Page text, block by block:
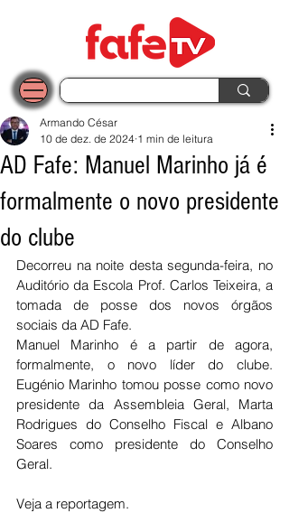
AD Fafe: Manuel Marinho já é
formalmente o novo presidente
do clube
Armando César
10 de dez. de 2024 1 min de leitura
Decorreu na noite desta segunda-feira, no
Auditório da Escola Prof. Carlos Teixeira, a
tomada de posse dos novos órgãos
sociais da AD Fafe.
Manuel Marinho é a partir de agora,
formalmente, o novo líder do clube.
Eugénio Marinho tomou posse como novo
presidente da Assembleia Geral, Marta
Rodrigues do Conselho Fiscal e Albano
Soares como presidente do Conselho
Geral.
Veja a reportagem.